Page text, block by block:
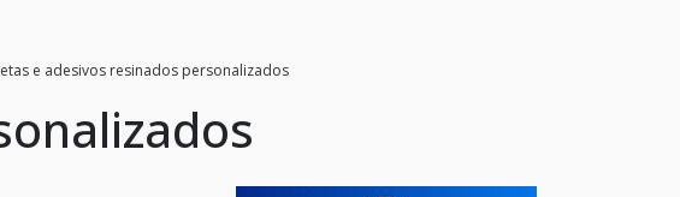
e adesivos resinados personalizados